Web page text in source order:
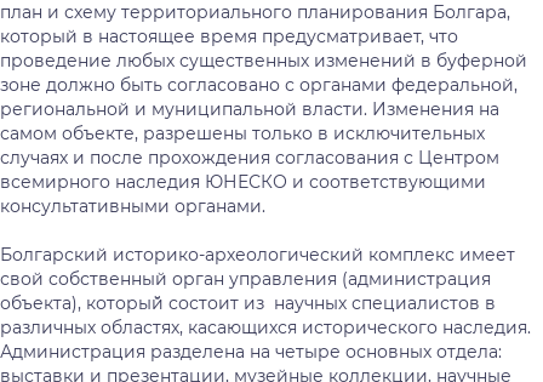
план и схему территориального планирования Болгара,
который в настоящее время предусматривает, что
проведение любых существенных изменений в буферной
зоне должно быть согласовано с органами федеральной,
региональной и муниципальной власти. Изменения на
самом объекте, разрешены только в исключительных
случаях и после прохождения согласования с Центром
всемирного наследия ЮНЕСКО и соответствующими
консультативными органами.
Болгарский историко-археологический комплекс имеет
свой собственный орган управления (администрация
объекта), который̆ состоит из научных специалистов в
различных областях, касающихся исторического наследия.
Администрация разделена на четыре основных отдела:
выставки и презентации, музейные коллекции, научные